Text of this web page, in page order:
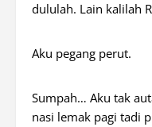
dululah. Lain kalilah
Aku pegang perut.
Sumpah… Aku tak
nasi lemak pagi tadi